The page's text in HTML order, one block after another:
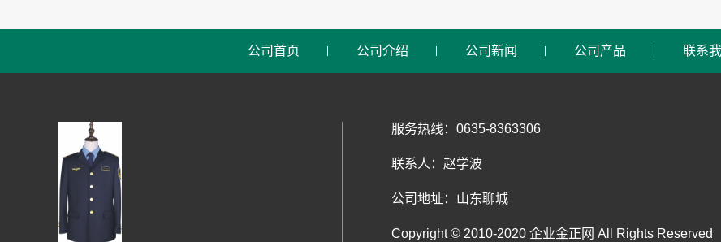
公司首页 公司介绍 公司新闻 公司产品 联系我
服务热线：0635-8363306
联系人：赵学波
公司地址：山东聊城
Copyright © 2010-2020 企业金正网 All Rights Reserved